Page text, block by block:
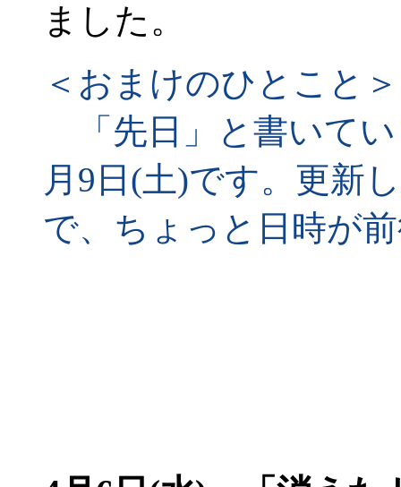
ました。
＜おまけのひとこと＞
「先日」と書いて
月9日(土)です。更新
で、ちょっと日時が